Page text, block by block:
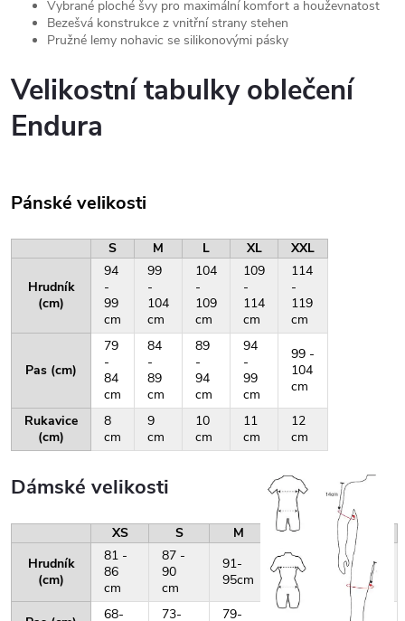
Vybrané ploché švy pro maximální komfort a houževnatost
Bezešvá konstrukce z vnitřní strany stehen
Pružné lemy nohavic se silikonovými pásky
Velikostní tabulky oblečení
Endura
Pánské velikosti
S M L XL XXL
Hrudník
(cm)
94
-
99
cm
99
-
104
cm
104
-
109
cm
109
-
114
cm
114
-
119
cm
Pas (cm)
79
-
84
cm
84
-
89
cm
89
-
94
cm
94
-
99
cm
99 -
104
cm
Rukavice
(cm)
8
cm
9
cm
10
cm
11
cm
12
cm
Dámské velikosti
XS S M L
XL
Hrudník
(cm)
81 -
86
cm
87 -
90
cm
91-
95cm
96-
100cm
101-
105cm
68-
73-
79-
84-
88-